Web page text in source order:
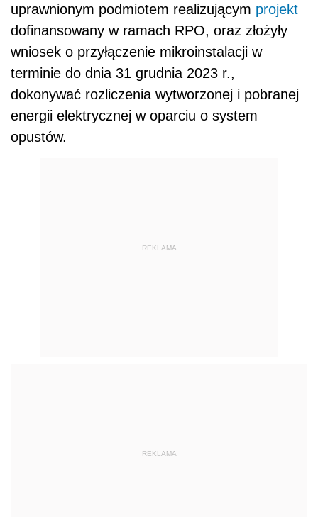
uprawnionym podmiotem realizującym projekt
dofinansowany w ramach RPO, oraz złożyły
wniosek o przyłączenie mikroinstalacji w
terminie do dnia 31 grudnia 2023 r.,
dokonywać rozliczenia wytworzonej i pobranej
energii elektrycznej w oparciu o system
opustów.
REKLAMA
REKLAMA